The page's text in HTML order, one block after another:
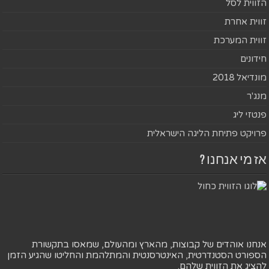
הזווית לסל
זווית אחרת
זווית המערכת
חידונים
מונדיאל 2018
מנג'ר
פנטזי ליג
פרויקט פתיחת הליגה הישראלית
אז מי אנחנו ?
אנחנו אוהדים של קבוצות, מהארץ ומהעולם, שמאסו בתקשורת
הספורט הסטנדרטית, האינטרסנטית והמתלהמת והחליטו שהגיע הזמן
להציג את הזווית שלהם.